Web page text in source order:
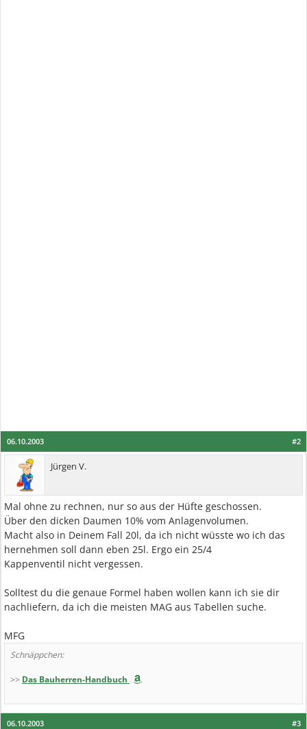
#2
06.10.2003
Jürgen V.
Mal ohne zu rechnen, nur so aus der Hüfte geschossen.
Über den dicken Daumen 10% vom Anlagenvolumen.
Macht also in Deinem Fall 20l, da ich nicht wüsste wo ich das
hernehmen soll dann eben 25l. Ergo ein 25/4
Kappenventil nicht vergessen.
Solltest du die genaue Formel haben wollen kann ich sie dir
nachliefern, da ich die meisten MAG aus Tabellen suche.
MFG
Schnäppchen:
>> Das Bauherren-Handbuch
#3
06.10.2003